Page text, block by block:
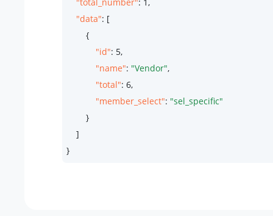
"total_number": 1 ,
"data": [
        {
"id": 5,
"name": "Vendor",
"total": 6,
"member_select": "sel_specific"
        }
    ]
}